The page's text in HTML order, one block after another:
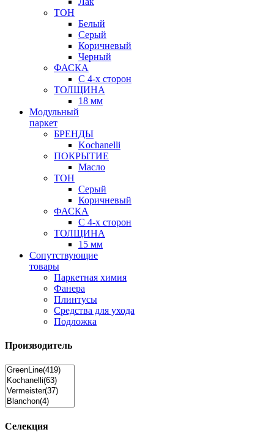
ТОН
Белый
Серый
Коричневый
Черный
ФАСКА
С 4-х сторон
ТОЛЩИНА
18 мм
Модульный
паркет
БРЕНДЫ
Kochanelli
ПОКРЫТИЕ
Масло
ТОН
Серый
Коричневый
ФАСКА
С 4-х сторон
ТОЛЩИНА
15 мм
Сопутствующие
товары
Паркетная химия
Фанера
Плинтусы
Средства для ухода
Подложка
Производитель
Селекция